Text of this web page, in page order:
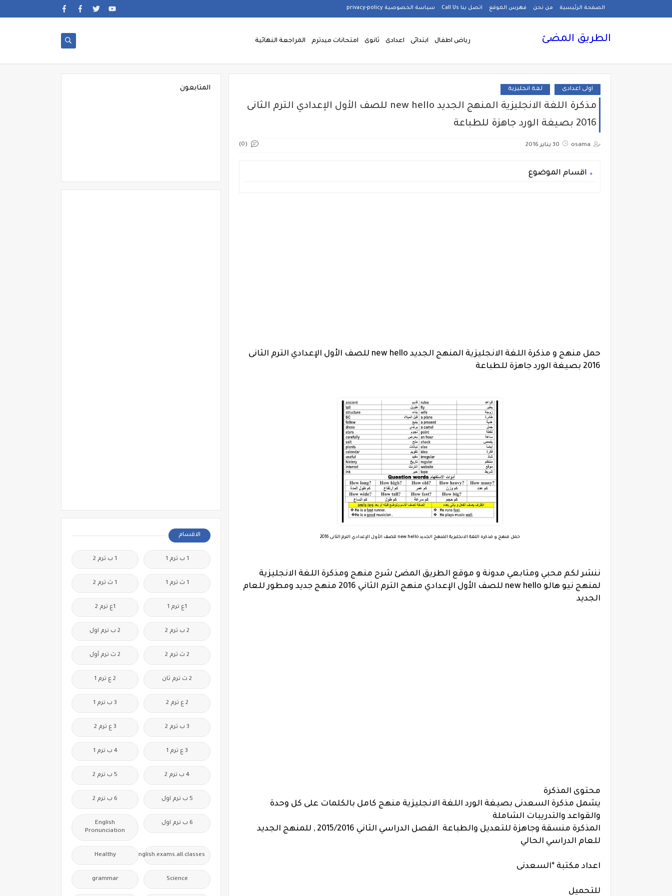
الصفحة الرئيسية من نحن فهرس الموقع اتصل بنا Call Us سياسة الخصوصية privacy-policy
الطريق المضئ رياض اطفال ابتدائى اعدادى ثانوى امتحانات ميدترم المراجعة النهائية
اولى اعدادى لغة انجليزية
مذكرة اللغة الانجليزية المنهج الجديد new hello للصف الأول الإعدادي الترم الثانى
2016 بصيغة الورد جاهزة للطباعة
osama 30 يناير 2016 (0)
اقسام الموضوع
حمل منهج و مذكرة اللغة الانجليزية المنهج الجديد new hello للصف الأول الإعدادي الترم الثانى
2016 بصيغة الورد جاهزة للطباعة
حمل منهج و مذكرة اللغة الانجليزية المنهج الجديد new hello للصف الأول الإعدادي الترم الثانى 2016
ننشر لكم محبي ومتابعي مدونة و موقع الطريق المضئ شرح منهج ومذكرة اللغة الانجليزية
لمنهج نيو هالو new hello للصف الأول الإعدادي منهج الترم الثاني 2016 منهج جديد ومطور للعام
الجديد
محتوى المذكرة
يشمل مذكرة السعدنى بصيغة الورد اللغة الانجليزية منهج كامل بالكلمات على كل وحدة
والقواعد والتدريبات الشاملة
المذكرة منسقة وجاهزة للتعديل والطباعة الفصل الدراسي الثاني 2015/2016 , للمنهج الجديد
للعام الدراسي الحالي
اعداد مكتبة *السعدنى
للتحميل
المتابعون
الاقسام
1 ب ترم 1 1 ب ترم 2
1 ث ترم 1 1 ث ترم 2
1ع ترم 1 1ع ترم 2
2 ب ترم 2 2 ب ترم اول
2 ث ترم 2 2 ث ترم أول
2 ث ترم ثان 2 ع ترم 1
2 ع ترم 2 3 ب ترم 1
3 ب ترم 2 3 ع ترم 2
3 ع ترم 1 4 ب ترم 1
4 ب ترم 2 5 ب ترم 2
5 ب ترم اول 6 ب ترم 2
6 ب ترم اول
English
Pronunciation
Free.English.exams.all.classes
Healthy
Science
grammar